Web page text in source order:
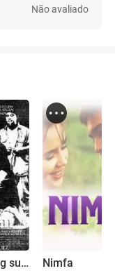
Não avaliado
Abot hanggang sukdulan Nimfa